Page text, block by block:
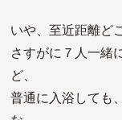
いや、至近距離ど
さすがに７人一緒
ど、
普通に入浴しても